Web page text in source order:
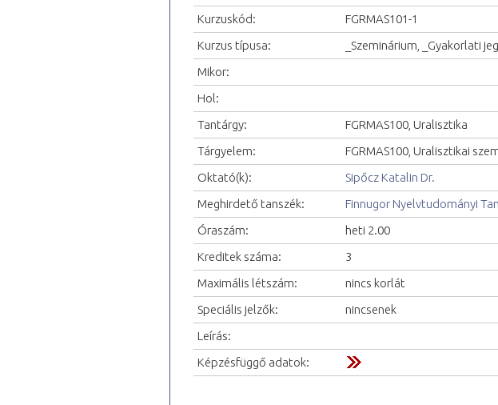
Kurzuskód:
FGRMAS101-1
Kurzus típusa:
_Szeminárium, _Gyakorlati
Mikor:
Hol:
Tantárgy:
FGRMAS100, Uralisztika
Tárgyelem:
FGRMAS100, Uralisztikai
Oktató(k):
Sipőcz Katalin Dr.
Meghirdető tanszék:
Finnugor Nyelvtudományi
Óraszám:
heti 2.00
Kreditek száma:
3
Maximális létszám:
nincs korlát
Speciális jelzők:
nincsenek
Leírás:
Képzésfüggő adatok: